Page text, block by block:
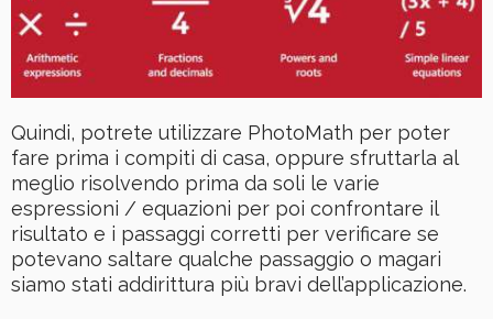
Quindi, potrete utilizzare PhotoMath per poter
fare prima i compiti di casa, oppure sfruttarla al
meglio risolvendo prima da soli le varie
espressioni / equazioni per poi confrontare il
risultato e i passaggi corretti per verificare se
potevano saltare qualche passaggio o magari
siamo stati addirittura più bravi dell’applicazione.